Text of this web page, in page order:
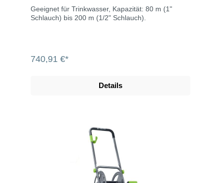
Geeignet für Trinkwasser, Kapazität: 80 m (1"
Schlauch) bis 200 m (1/2" Schlauch).
740,91 €*
Details